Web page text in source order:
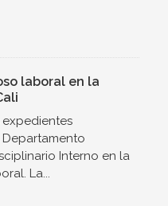
laboral en la
Interno en la
La...